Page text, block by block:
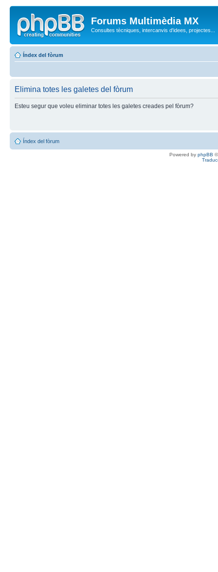
Forums Multimèdia MX
Consultes tècniques, intercanvis d'idees, projectes...
Índex del fòrum
Elimina totes les galetes del fòrum
Esteu segur que voleu eliminar totes les galetes creades pel fòrum?
Índex del fòrum
Powered by phpBB